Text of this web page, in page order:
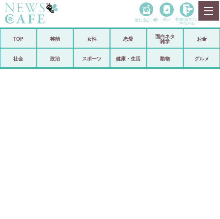
政治
当たる占い師 占い 登録• ログイン
マイルーム
TOP 芸能 女性 恋愛
面白ネタ
雑学
お金
社会 政治 スポーツ 健康・生活 動物 グルメ